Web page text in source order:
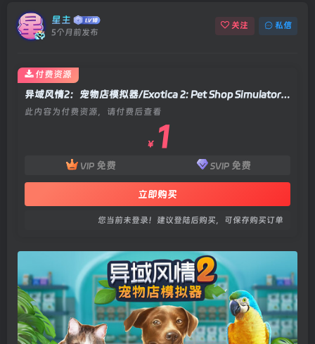
星主
5个月前发布
关注 私信
异域风情2：宠物店模拟器/Exotica 2: Pet Shop Simulator v1.0.9|模拟经营|容量6GB|官方中文版
此内容为付费资源，请付费后查看
￥ 1
VIP 免费 SVIP 免费
立即购买
您当前未登录！建议登陆后购买，可保存购买订单
付费资源